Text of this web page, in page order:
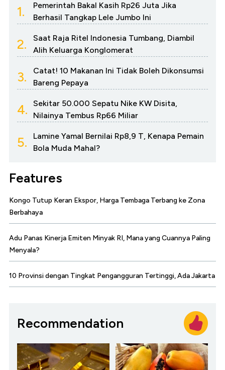
1.
Pemerintah Bakal Kasih Rp26 Juta Jika
Berhasil Tangkap Lele Jumbo Ini
2.
Saat Raja Ritel Indonesia Tumbang, Diambil
Alih Keluarga Konglomerat
3.
Catat! 10 Makanan Ini Tidak Boleh Dikonsumsi
Bareng Pepaya
4.
Sekitar 50.000 Sepatu Nike KW Disita,
Nilainya Tembus Rp66 Miliar
5.
Lamine Yamal Bernilai Rp8,9 T, Kenapa Pemain
Bola Muda Mahal?
Features
Kongo Tutup Keran Ekspor, Harga Tembaga Terbang ke Zona
Berbahaya
Adu Panas Kinerja Emiten Minyak RI, Mana yang Cuannya Paling
Menyala?
10 Provinsi dengan Tingkat Pengangguran Tertinggi, Ada Jakarta
Recommendation